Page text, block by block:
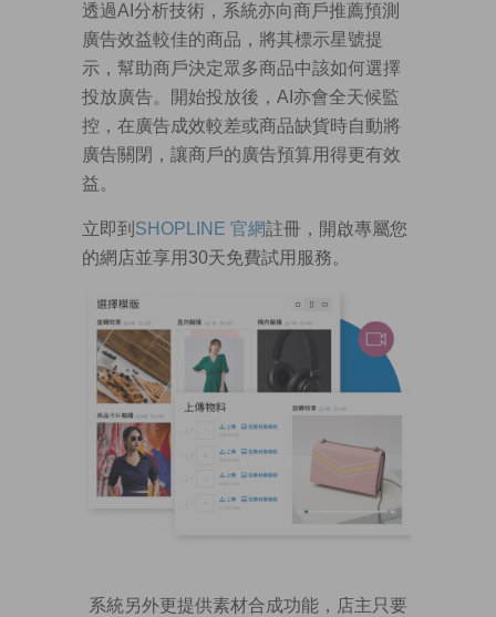
透過AI分析技術，系統亦向商戶推薦預測
廣告效益較佳的商品，將其標示星號提
示，幫助商戶決定眾多商品中該如何選擇
投放廣告。開始投放後，AI亦會全天候監
控，在廣告成效較差或商品缺貨時自動將
廣告關閉，讓商戶的廣告預算用得更有效
益。
立即到 SHOPLINE 官網註冊，開啟專屬您
的網店並享用30天免費試用服務。
系統另外更提供素材合成功能，店主只要